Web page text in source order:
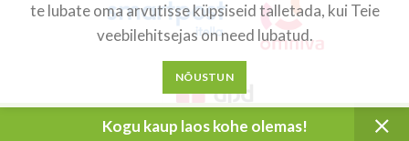
Kogu kaup laos kohe olemas!
te lubate oma arvutisse küpsiseid talletada, kui Teie
veebilehitsejas on need lubatud.
NÕUSTUN